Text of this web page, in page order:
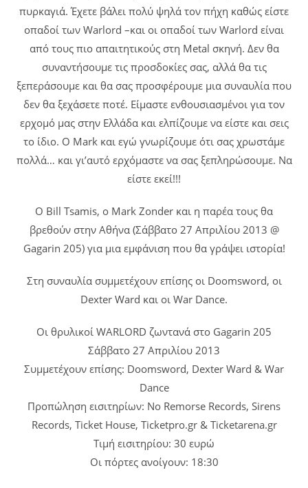
πυρκαγιά. Έχετε βάλει πολύ ψηλά τον πήχη καθώς είστε
οπαδοί των Warlord –και οι οπαδοί των Warlord είναι
από τους πιο απαιτητικούς στη Metal σκηνή. Δεν θα
συναντήσουμε τις προσδοκίες σας, αλλά θα τις
ξεπεράσουμε και θα σας προσφέρουμε μια συναυλία που
δεν θα ξεχάσετε ποτέ. Είμαστε ενθουσιασμένοι για τον
ερχομό μας στην Ελλάδα και ελπίζουμε να είστε και σεις
το ίδιο. Ο Mark και εγώ γνωρίζουμε ότι σας χρωστάμε
πολλά… και γι’αυτό ερχόμαστε να σας ξεπληρώσουμε. Να
είστε εκεί!!!
Ο Bill Tsamis, ο Mark Zonder και η παρέα τους θα
βρεθούν στην Αθήνα (Σάββατο 27 Απριλίου 2013 @
Gagarin 205) για μια εμφάνιση που θα γράψει ιστορία!
Στη συναυλία συμμετέχουν επίσης οι Doomsword, οι
Dexter Ward και οι War Dance.
Οι θρυλικοί WARLORD ζωντανά στο Gagarin 205
Σάββατο 27 Απριλίου 2013
Συμμετέχουν επίσης: Doomsword, Dexter Ward & War
Dance
Προπώληση εισιτηρίων: No Remorse Records, Sirens
Records, Ticket House, Ticketpro.gr & Ticketarena.gr
Τιμή εισιτηρίου: 30 ευρώ
Οι πόρτες ανοίγουν: 18:30